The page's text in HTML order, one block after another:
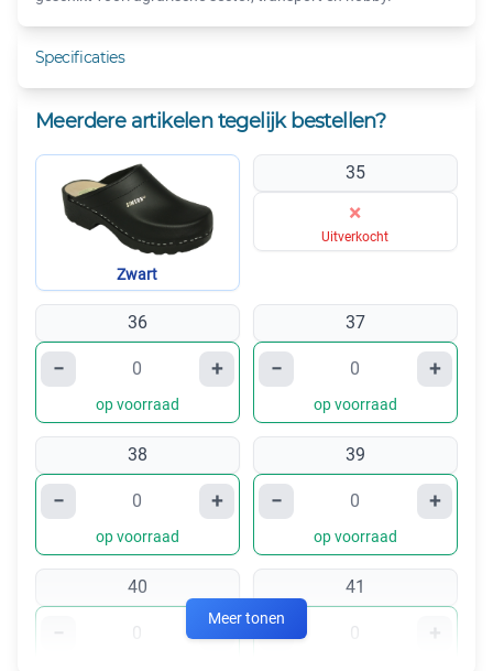
Specificaties
Meerdere artikelen tegelijk bestellen?
Zwart
35
×
Uitverkocht
36
− +
op voorraad
37
− +
op voorraad
38
− +
op voorraad
39
− +
op voorraad
40
+
41
− +
Meer tonen